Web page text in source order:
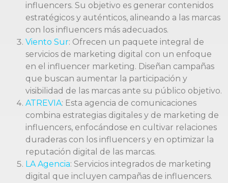
influencers. Su objetivo es generar contenidos
estratégicos y auténticos, alineando a las marcas
con los influencers más adecuados.
Viento Sur: Ofrecen un paquete integral de
servicios de marketing digital con un enfoque
en el influencer marketing. Diseñan campañas
que buscan aumentar la participación y
visibilidad de las marcas ante su público objetivo.
ATREVIA: Esta agencia de comunicaciones
combina estrategias digitales y de marketing de
influencers, enfocándose en cultivar relaciones
duraderas con los influencers y en optimizar la
reputación digital de las marcas.
LA Agencia: Servicios integrados de marketing
digital que incluyen campañas de influencers.